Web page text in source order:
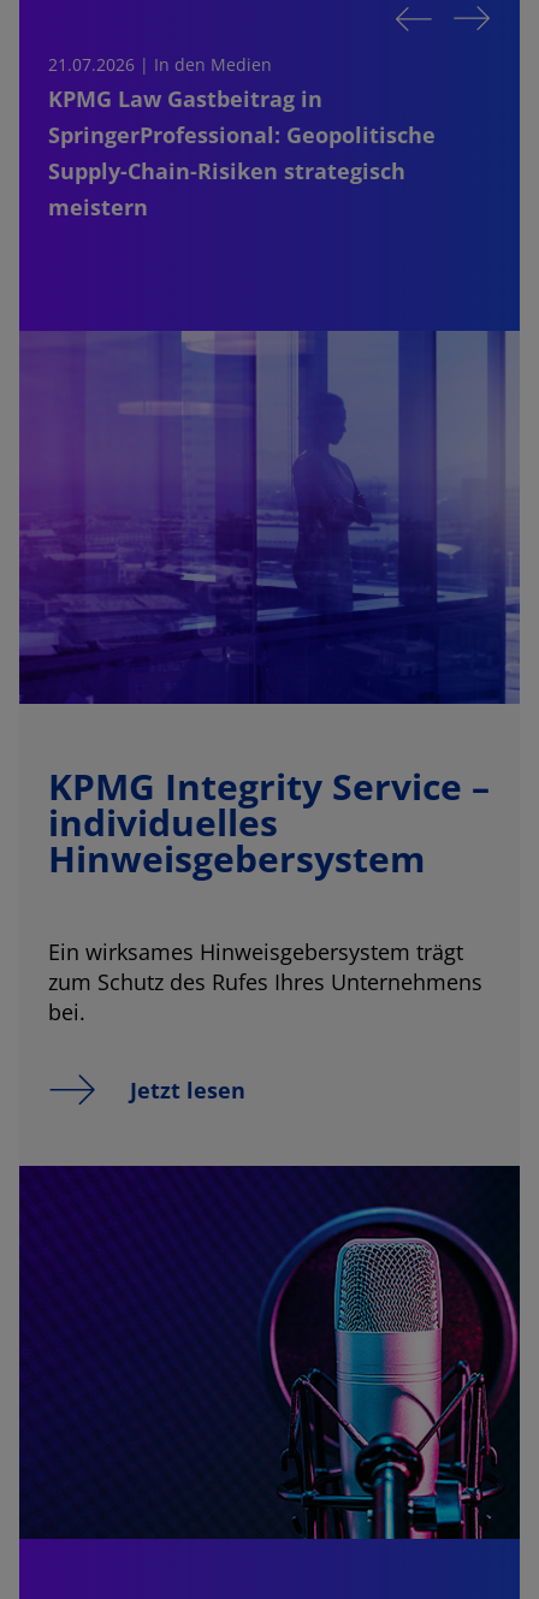
21.07.2026 | In den Medien
KPMG Law Gastbeitrag in
SpringerProfessional: Geopolitische
Supply-Chain-Risiken strategisch
meistern
KPMG Integrity Service –
individuelles
Hinweisgebersystem
Ein wirksames Hinweisgebersystem trägt
zum Schutz des Rufes Ihres Unternehmens
bei.
Jetzt lesen